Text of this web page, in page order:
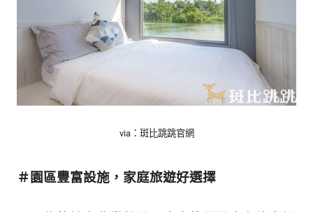
via：斑比跳跳官網
＃園區豐富設施，家庭旅遊好選擇